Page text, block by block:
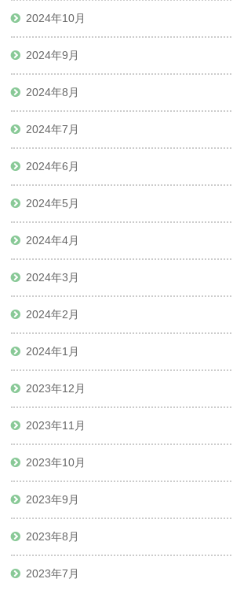
2024年10月
2024年9月
2024年8月
2024年7月
2024年6月
2024年5月
2024年4月
2024年3月
2024年2月
2024年1月
2023年12月
2023年11月
2023年10月
2023年9月
2023年8月
2023年7月